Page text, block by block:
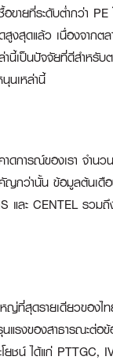
ขายที่ระดับต่ำกว่า
งสุดแล้ว เนื่องจากต
เป็นปัจจัยที่ดีสำหรับ
นเหล่านี้
การณ์ของเรา จำนว
กว่านั้น ข้อมูลต้นเดื
และ CENTEL รวม
หญ่ที่สุดรายเดียวขอ
รงของสาธารณะต่อ
ชน์ ได้แก่ PTTGC,